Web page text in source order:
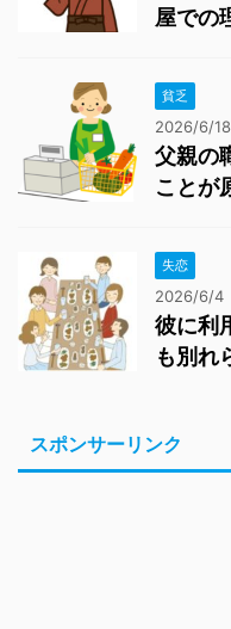
屋での
貧乏
2026/6/18
父親の
ことが
失恋
2026/6/4
彼に利
も別れ
スポンサーリンク